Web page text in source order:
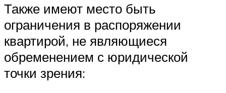
Также имеют место быть
ограничения в распоряжении
квартирой, не являющиеся
обременением с юридической
точки зрения: